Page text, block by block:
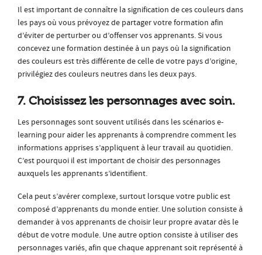
Il est important de connaître la signification de ces couleurs dans
les pays où vous prévoyez de partager votre formation afin
d’éviter de perturber ou d’offenser vos apprenants. Si vous
concevez une formation destinée à un pays où la signification
des couleurs est très différente de celle de votre pays d’origine,
privilégiez des couleurs neutres dans les deux pays.
7. Choisissez les personnages avec soin.
Les personnages sont souvent utilisés dans les scénarios e-
learning pour aider les apprenants à comprendre comment les
informations apprises s’appliquent à leur travail au quotidien.
C’est pourquoi il est important de choisir des personnages
auxquels les apprenants s’identifient.
Cela peut s’avérer complexe, surtout lorsque votre public est
composé d’apprenants du monde entier. Une solution consiste à
demander à vos apprenants de choisir leur propre avatar dès le
début de votre module. Une autre option consiste à utiliser des
personnages variés, afin que chaque apprenant soit représenté à